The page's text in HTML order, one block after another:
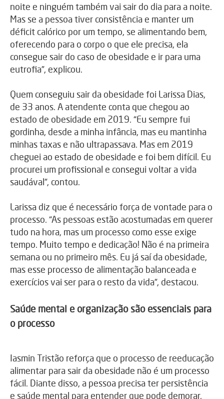
noite e ninguém também vai sair do dia para a noite.
Mas se a pessoa tiver consistência e manter um
déficit calórico por um tempo, se alimentando bem,
oferecendo para o corpo o que ele precisa, ela
consegue sair do caso de obesidade e ir para uma
eutrofia”, explicou.
Quem conseguiu sair da obesidade foi Larissa Dias,
de 33 anos. A atendente conta que chegou ao
estado de obesidade em 2019. “Eu sempre fui
gordinha, desde a minha infância, mas eu mantinha
minhas taxas e não ultrapassava. Mas em 2019
cheguei ao estado de obesidade e foi bem difícil. Eu
procurei um profissional e consegui voltar a vida
saudával”, contou.
Larissa diz que é necessário força de vontade para o
processo. “As pessoas estão acostumadas em querer
tudo na hora, mas um processo como esse exige
tempo. Muito tempo e dedicação! Não é na primeira
semana ou no primeiro mês. Eu já saí da obesidade,
mas esse processo de alimentação balanceada e
exercícios vai ser para o resto da vida”, destacou.
Saúde mental e organização são essenciais para
o processo
Iasmin Tristão reforça que o processo de reeducação
alimentar para sair da obesidade não é um processo
fácil. Diante disso, a pessoa precisa ter persistência
e saúde mental para entender que pode demorar.